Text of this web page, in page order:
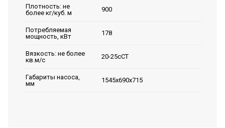
Плотность: не
более кг/куб. м
900
Потребляемая
мощность, кВт
178
Вязкость: не более
кв.м/с
20-25сСТ
Габариты насоса,
мм
1545х690х715